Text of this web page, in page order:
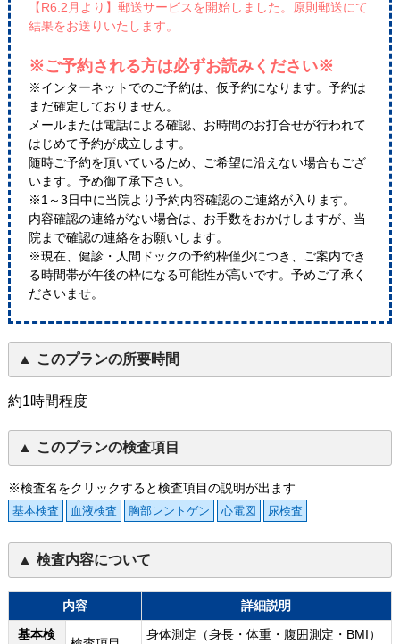
【R6.2月より】郵送サービスを開始しました。原則郵送にて
結果をお送りいたします。
※ご予約される方は必ずお読みください※
※インターネットでのご予約は、仮予約になります。予約は
まだ確定しておりません。
メールまたは電話による確認、お時間のお打合せが行われて
はじめて予約が成立します。
随時ご予約を頂いているため、ご希望に沿えない場合もござ
います。予め御了承下さい。
※1～3日中に当院より予約内容確認のご連絡が入ります。
内容確認の連絡がない場合は、お手数をおかけしますが、当
院まで確認の連絡をお願いします。
※現在、健診・人間ドックの予約枠僅少につき、ご案内でき
る時間帯が午後の枠になる可能性が高いです。予めご了承く
ださいませ。
このプランの所要時間
約1時間程度
このプランの検査項目
※検査名をクリックすると検査項目の説明が出ます
基本検査 血液検査 胸部レントゲン 心電図 尿検査
検査内容について
内容
詳細説明
基本検
身体測定（身長・体重・腹囲測定・BMI）